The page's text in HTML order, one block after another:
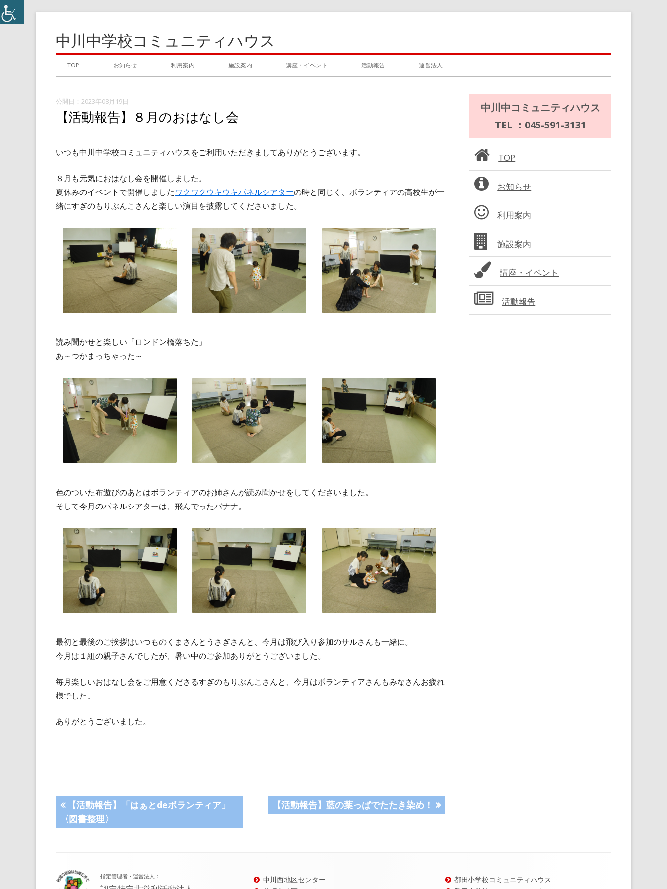
コ
中川中学校コミュニティハウス
ン
メ
ニ
ー
TOP お知らせ 利用案内 施設案内 講座・イベント 活動報告 運営法人
2023年08月19日
【活動報告】８月のおはなし会
いつも中川中学校コミュニティハウスをご利用いただきましてありがとうございます。
８月も元気におはなし会を開催しました。
夏休みのイベントで開催しましたワクワクウキウキパネルシアターの時と同じく、ボランティアの高校生が一
緒にすぎのもりぶんこさんと楽しい演目を披露してくださいました。
読み聞かせと楽しい「ロンドン橋落ちた」
あ～つかまっちゃった～
色のついた布遊びのあとはボランティアのお姉さんが読み聞かせをしてくださいました。
そして今月のパネルシアターは、飛んでったバナナ。
最初と最後のご挨拶はいつものくまさんとうさぎさんと、今月は飛び入り参加のサルさんも一緒に。
今月は１組の親子さんでしたが、暑い中のご参加ありがとうございました。
毎月楽しいおはなし会をご用意くださるすぎのもりぶんこさんと、今月はボランティアさんもみなさんお疲れ
様でした。
ありがとうございました。
投
稿
ビ
前
の
記
【活動報告】「はぁとdeボランティア」
〈図書整理〉
次
の
【活動報告】藍の葉っぱでたたき染め！
メ
ン
サ
イ
ド
バ
ー
中川中コミュニティハウス
TEL ：045-591-3131
TOP
お知らせ
利用案内
施設案内
講座・イベント
活動報告
ッ
指定管理者・運営法人：
中川西地区センター
都田小学校コミュニティハウス